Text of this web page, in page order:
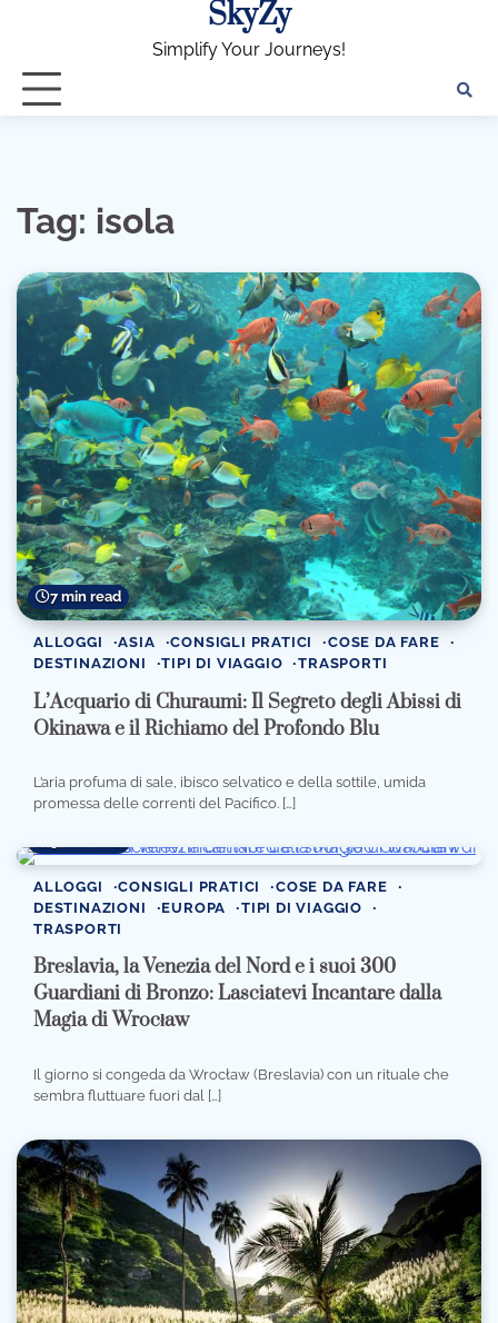
SkyZy
Simplify Your Journeys!
Tag: isola
7 min read
ALLOGGI ASIA CONSIGLI PRATICI
COSE DA FARE
DESTINAZIONI
TIPI DI VIAGGIO TRASPORTI
L’Acquario di Churaumi: Il Segreto degli Abissi di
Okinawa e il Richiamo del Profondo Blu
L’aria profuma di sale, ibisco selvatico e della sottile, umida
promessa delle correnti del Pacifico. […]
ALLOGGI CONSIGLI PRATICI
COSE DA FARE
DESTINAZIONI
EUROPA
TIPI DI VIAGGIO
TRASPORTI
Breslavia, la Venezia del Nord e i suoi 300
Guardiani di Bronzo: Lasciatevi Incantare dalla
Magia di Wrocław
Il giorno si congeda da Wrocław (Breslavia) con un rituale che
sembra fluttuare fuori dal […]